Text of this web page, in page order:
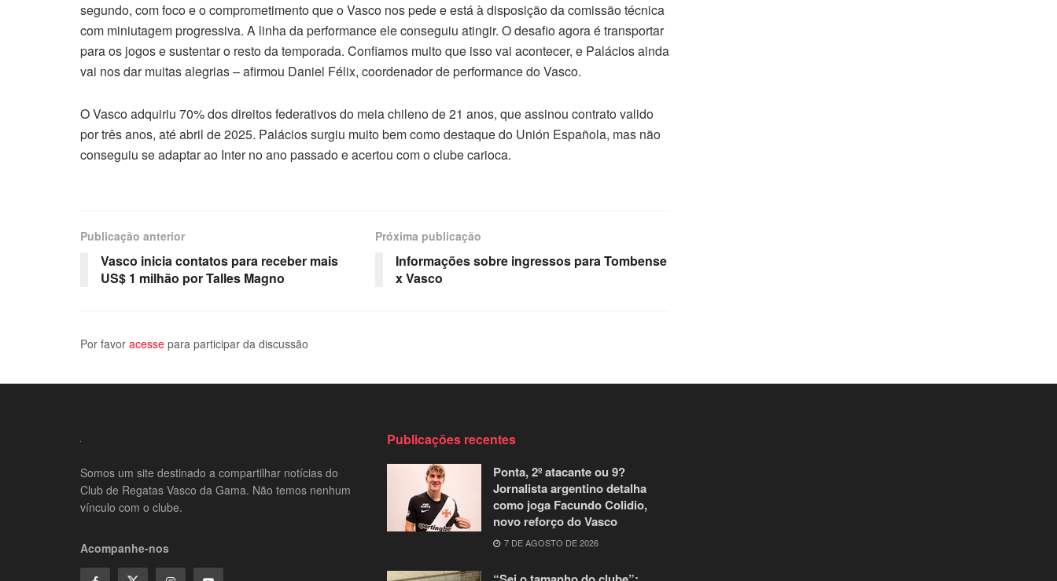
segundo, com foco e o comprometimento que o Vasco nos pede e está à disposição da comissão técnica
com miniutagem progressiva. A linha da performance ele conseguiu atingir. O desafio agora é transportar
para os jogos e sustentar o resto da temporada. Confiamos muito que isso vai acontecer, e Palácios ainda
vai nos dar muitas alegrias – afirmou Daniel Félix, coordenador de performance do Vasco.
O Vasco adquiriu 70% dos direitos federativos do meia chileno de 21 anos, que assinou contrato valido
por três anos, até abril de 2025. Palácios surgiu muito bem como destaque do Unión Española, mas não
conseguiu se adaptar ao Inter no ano passado e acertou com o clube carioca.
Publicação anterior
Vasco inicia contatos para receber mais
US$ 1 milhão por Talles Magno
Próxima publicação
Informações sobre ingressos para Tombense
x Vasco
Por favor acesse para participar da discussão
Somos um site destinado a compartilhar notícias do
Club de Regatas Vasco da Gama. Não temos nenhum
vínculo com o clube.
Acompanhe-nos
Publicações recentes
Ponta, 2º atacante ou 9?
Jornalista argentino detalha
como joga Facundo Colidio,
novo reforço do Vasco
7 DE AGOSTO DE 2026